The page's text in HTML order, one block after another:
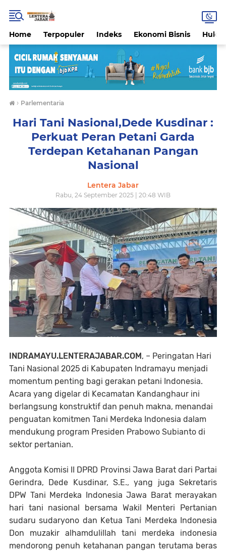
Home Terpopuler Indeks Ekonomi Bisnis
› Parlementaria
Hari Tani Nasional,Dede Kusdinar :
Perkuat Peran Petani Garda
Terdepan Ketahanan Pangan
Nasional
Lentera Jabar
Rabu, 24 September 2025 | 20:48 WIB
INDRAMAYU.LENTERAJABAR.COM , – Peringatan Hari
Tani Nasional 2025 di Kabupaten Indramayu menjadi
momentum penting bagi gerakan petani Indonesia.
Acara yang digelar di Kecamatan Kandanghaur ini
berlangsung konstruktif dan penuh makna, menandai
penguatan komitmen Tani Merdeka Indonesia dalam
mendukung program Presiden Prabowo Subianto di
sektor pertanian.
Anggota Komisi II DPRD Provinsi Jawa Barat dari Partai
Gerindra, Dede Kusdinar, S.E., yang juga Sekretaris
DPW Tani Merdeka Indonesia Jawa Barat merayakan
hari tani nasional bersama Wakil Menteri Pertanian
sudaru sudaryono dan Ketua Tani Merdeka Indonesia
Don muzakir alhamdulillah tani merdeka indonesia
mendorong penuh ketahanan pangan terutama beras